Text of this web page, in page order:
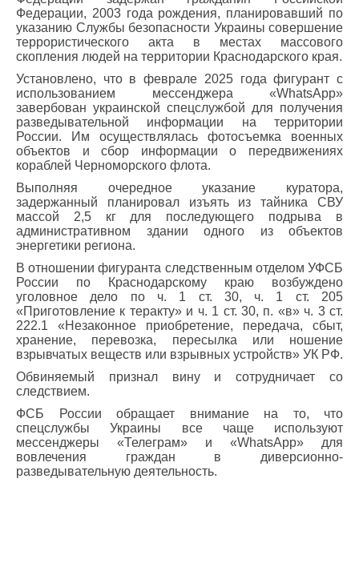
Федерации, 2003 года рождения, планировавший по
указанию Службы безопасности Украины совершение
террористического акта в местах массового
скопления людей на территории Краснодарского края.
Установлено, что в феврале 2025 года фигурант с
использованием мессенджера «WhatsApp»
завербован украинской спецслужбой для получения
разведывательной информации на территории
России. Им осуществлялась фотосъемка военных
объектов и сбор информации о передвижениях
кораблей Черноморского флота.
Выполняя очередное указание куратора,
задержанный планировал изъять из тайника СВУ
массой 2,5 кг для последующего подрыва в
административном здании одного из объектов
энергетики региона.
В отношении фигуранта следственным отделом УФСБ
России по Краснодарскому краю возбуждено
уголовное дело по ч. 1 ст. 30, ч. 1 ст. 205
«Приготовление к теракту» и ч. 1 ст. 30, п. «в» ч. 3 ст.
222.1 «Незаконное приобретение, передача, сбыт,
хранение, перевозка, пересылка или ношение
взрывчатых веществ или взрывных устройств» УК РФ.
Обвиняемый признал вину и сотрудничает со
следствием.
ФСБ России обращает внимание на то, что
спецслужбы Украины все чаще используют
мессенджеры «Телеграм» и «WhatsApp» для
вовлечения граждан в диверсионно-
разведывательную деятельность.